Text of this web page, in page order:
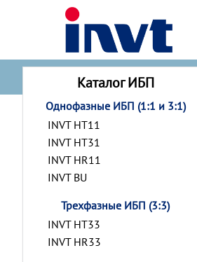
Каталог ИБП
Однофазные ИБП (1:1 и 3:1)
INVT HT11
INVT HT31
INVT HR11
INVT BU
Трехфазные ИБП (3:3)
INVT HT33
INVT HR33